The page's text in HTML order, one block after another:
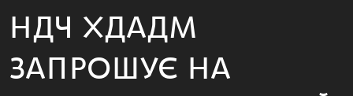
НДЧ ХДАДМ
ЗАПРОШУЄ НА